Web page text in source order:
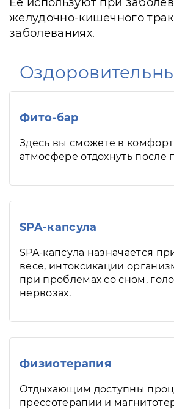
желудочно-кишечного
заболеваниях.
Фито-бар
Здесь вы сможете в
атмосфере отдохнуть после
SPA-капсула
SPA-капсула назначается
весе, интоксикации
при проблемах со сном,
нервозах.
Физиотерапия
Отдыхающим доступны
прессотерапии и